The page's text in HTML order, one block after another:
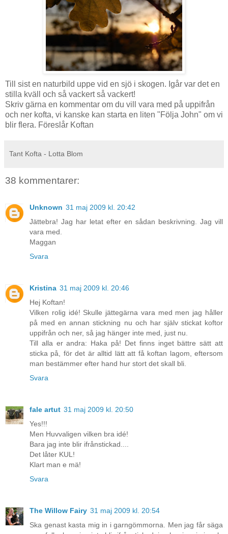
Till sist en naturbild uppe vid en sjö i skogen. Igår var det en
stilla kväll och så vackert så vackert!
Skriv gärna en kommentar om du vill vara med på uppifrån
och ner kofta, vi kanske kan starta en liten "Följa John" om vi
blir flera. Föreslår Koftan
Tant Kofta - Lotta Blom
38 kommentarer:
Unknown 31 maj 2009 kl. 20:42
Jättebra! Jag har letat efter en sådan beskrivning. Jag vill
vara med.
Maggan
Svara
Kristina 31 maj 2009 kl. 20:46
Hej Koftan!
Vilken rolig idé! Skulle jättegärna vara med men jag håller
på med en annan stickning nu och har själv stickat koftor
uppifrån och ner, så jag hänger inte med, just nu.
Till alla er andra: Haka på! Det finns inget bättre sätt att
sticka på, för det är alltid lätt att få koftan lagom, eftersom
man bestämmer efter hand hur stort det skall bli.
Svara
fale artut 31 maj 2009 kl. 20:50
Yes!!!
Men Huvvaligen vilken bra idé!
Bara jag inte blir ifrånstickad....
Det låter KUL!
Klart man e mä!
Svara
The Willow Fairy 31 maj 2009 kl. 20:54
Ska genast kasta mig in i garngömmorna. Men jag får säga